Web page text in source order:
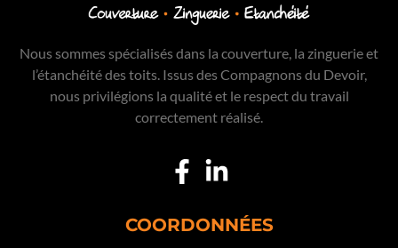
Nous sommes spécialisés dans la couverture, la zinguerie et
l’étanchéité des toits. Issus des Compagnons du Devoir,
nous privilégions la qualité et le respect du travail
correctement réalisé.
COORDONNÉES